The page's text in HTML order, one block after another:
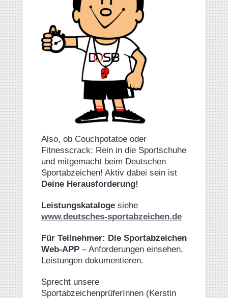
Also, ob Couchpotatoe oder
Fitnesscrack: Rein in die Sportschuhe
und mitgemacht beim Deutschen
Sportabzeichen! Aktiv dabei sein ist
Deine Herausforderung!
Leistungskataloge siehe
www.deutsches-sportabzeichen.de
Für Teilnehmer: Die Sportabzeichen
Web-APP – Anforderungen einsehen,
Leistungen dokumentieren.
Sprecht unsere
SportabzeichenprüferInnen (Kerstin